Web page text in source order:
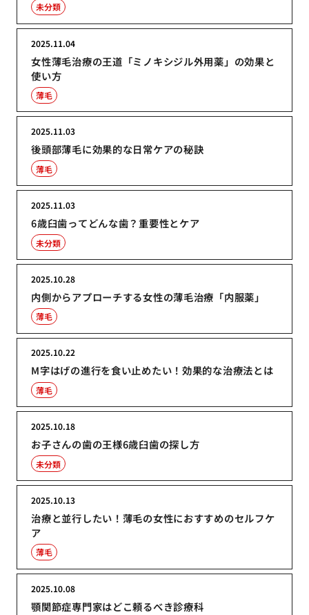
未分類
女性薄毛治療の王道「ミノキシジル外用薬」の効果と
使い方
2025.11.04
薄毛
後頭部薄毛に効果的な日常ケアの秘訣
2025.11.03
薄毛
6歳臼歯ってどんな歯？重要性とケア
2025.11.03
未分類
内側からアプローチする女性の薄毛治療「内服薬」
2025.10.28
薄毛
M字はげの進行を食い止めたい！効果的な治療法とは
2025.10.22
薄毛
お子さんの歯の王様6歳臼歯の探し方
2025.10.18
未分類
治療と並行したい！薄毛の女性におすすめのセルフケ
ア
2025.10.13
薄毛
顎関節症専門家はどこ頼るべき診療科
2025.10.08